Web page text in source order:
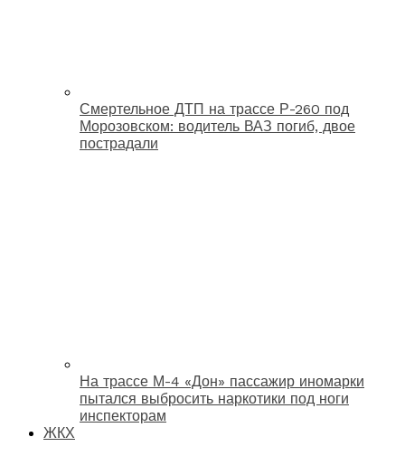
Смертельное ДТП на трассе Р-260 под
Морозовском: водитель ВАЗ погиб, двое
пострадали
На трассе М-4 «Дон» пассажир иномарки
пытался выбросить наркотики под ноги
инспекторам
ЖКХ